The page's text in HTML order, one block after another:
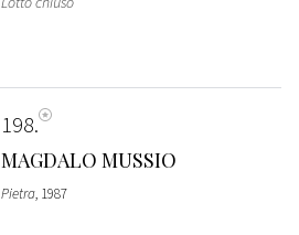
198
MAGDALO MUSSIO
Pietra, 1987